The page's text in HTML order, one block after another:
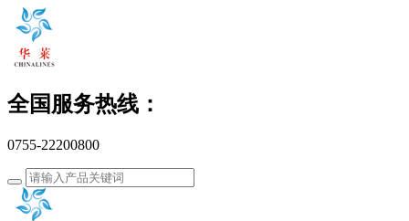
全国服务热线：
0755-22200800